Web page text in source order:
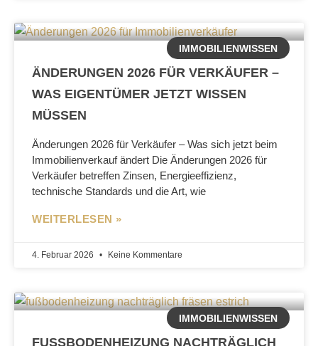
IMMOBILIENWISSEN
ÄNDERUNGEN 2026 FÜR VERKÄUFER –
WAS EIGENTÜMER JETZT WISSEN
MÜSSEN
Änderungen 2026 für Verkäufer – Was sich jetzt beim
Immobilienverkauf ändert Die Änderungen 2026 für
Verkäufer betreffen Zinsen, Energieeffizienz,
technische Standards und die Art, wie
WEITERLESEN »
4. Februar 2026 Keine Kommentare
IMMOBILIENWISSEN
FUSSBODENHEIZUNG NACHTRÄGLICH F